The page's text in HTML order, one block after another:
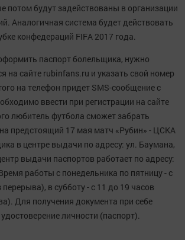
потом будут задействованы в организации
Аналогичная система будет действовать
конфедераций FIFA 2017 года.
паспорт болельщика, нужно
на сайте rubinfans.ru и указать свой номер
на телефон придет SMS-сообщение с
ввести при регистрации на сайте
любитель футбола сможет забрать
предстоящий 17 мая матч «Рубин» - ЦСКА
в центре выдачи по адресу: ул. Баумана,
выдачи паспортов работает по адресу:
работы с понедельника по пятницу - с
в субботу - с 11 до 19 часов
Для получения документа при себе
личности (паспорт).